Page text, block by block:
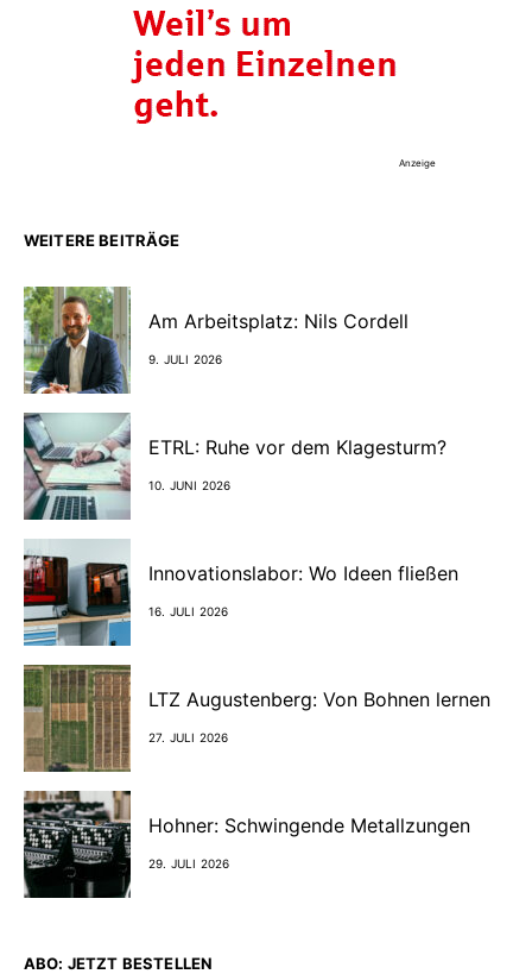
Anzeige
WEITERE BEITRÄGE
Am Arbeitsplatz: Nils Cordell
9. JULI 2026
ETRL: Ruhe vor dem Klagesturm?
10. JUNI 2026
Innovationslabor: Wo Ideen fließen
16. JULI 2026
LTZ Augustenberg: Von Bohnen lernen
27. JULI 2026
Hohner: Schwingende Metallzungen
29. JULI 2026
ABO: JETZT BESTELLEN